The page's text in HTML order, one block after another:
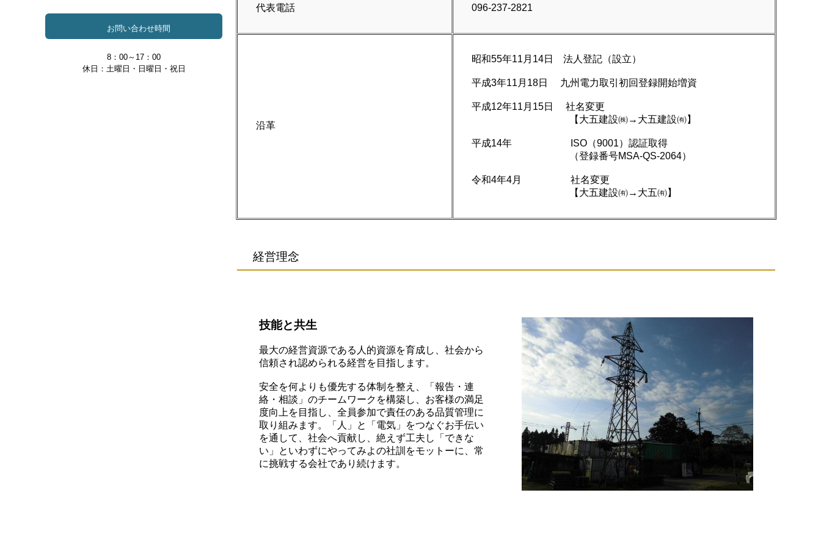
お問い合わせ時間
8：00～17：00
休日：土曜日・日曜日・祝日
代表電話 096-237-2821
沿革
昭和55年11月14日 法人登記（設立）
平成3年11月18日 九州電力取引初回登録開始増資
平成12年11月15日 社名変更
【大五建設㈱→大五建設㈲】
平成14年 ISO（9001）認証取得
（登録番号MSA-QS-2064）
令和4年4月 社名変更
【大五建設㈲→大五㈲】
経営理念
技能と共生
最大の経営資源である人的資源を育成し、社会から
信頼され認められる経営を目指します。
安全を何よりも優先する体制を整え、「報告・連
絡・相談」のチームワークを構築し、お客様の満足
度向上を目指し、全員参加で責任のある品質管理に
取り組みます。「人」と「電気」をつなぐお手伝い
を通して、社会へ貢献し、絶えず工夫し「できな
い」といわずにやってみよの社訓をモットーに、常
に挑戦する会社であり続けます。